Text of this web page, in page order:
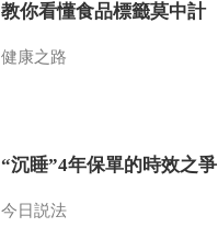
2010-05-06 07:41:02
教你看懂食品標籤莫中計
健康之路
“沉睡”4年保單的時效之爭
今日説法